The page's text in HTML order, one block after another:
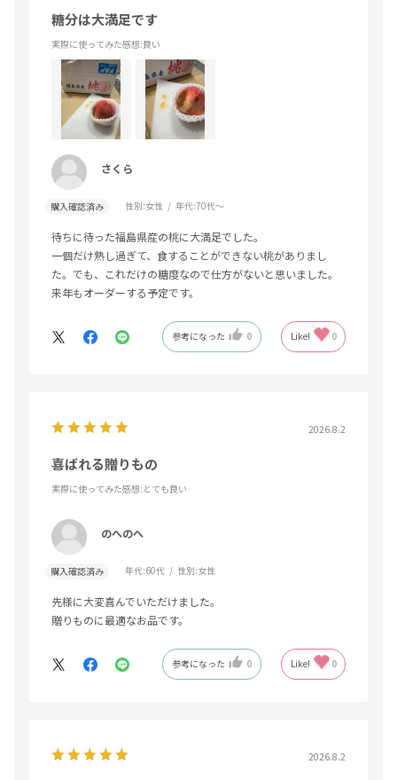
糖分は大満足です
実際に使ってみた感想:良い
さくら
購入確認済み 性別:女性 年代:70代～
待ちに待った福島県産の桃に大満足でした。
一個だけ熟し過ぎて、食することができない桃がありまし
た。でも、これだけの糖度なので仕方がないと思いました。
来年もオーダーする予定です。
参考になった 0 Like! 0
2026.8.2
喜ばれる贈りもの
実際に使ってみた感想:とても良い
のへのへ
購入確認済み 年代:60代 性別:女性
先様に大変喜んでいただけました。
贈りものに最適なお品です。
参考になった 0 Like! 0
2026.8.2